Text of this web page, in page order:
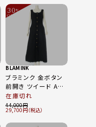
30%
OFF
BLAMINK
ブラミンク 金ボタン
前開き ツイード Aラ
イン ノースリーブ ロ
ング ワンピース ドレ
ス 7926-230-0312
ブラック 38
在庫切れ
44,000
29,700